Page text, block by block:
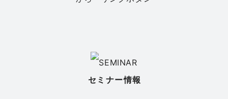
静岡店
静岡市葵区新伝馬セミナー情報